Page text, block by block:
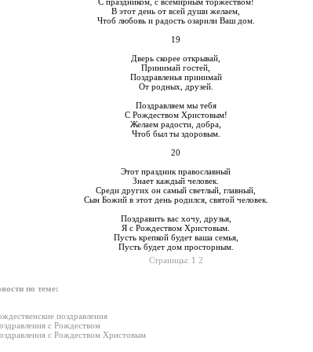
В этот день от всей души желаем,
Чтоб любовь и радость озарили Ваш дом.
19
Дверь скорее открывай,
Принимай гостей,
Поздравленья принимай
От родных, друзей.
Поздравляем мы тебя
С Рождеством Христовым!
Желаем радости, добра,
Чтоб был ты здоровым.
20
Этот праздник православный
Знает каждый человек.
Среди других он самый светлый, главный,
Сын Божий в этот день родился, святой человек.
Поздравить вас хочу, друзья,
Я с Рождеством Христовым.
Пусть крепкой будет ваша семья,
Пусть будет дом просторным.
Страницы: 1 2
по теме:
поздравления
с Рождеством
с Рождеством Христовым